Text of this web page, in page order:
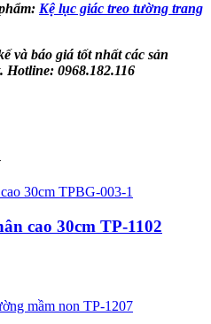
Kệ lục giác treo tường trang
và báo giá tốt nhất các sản
0968.182.116
cao 30cm TP-1102